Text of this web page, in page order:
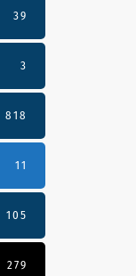
39
3
818
11
105
279